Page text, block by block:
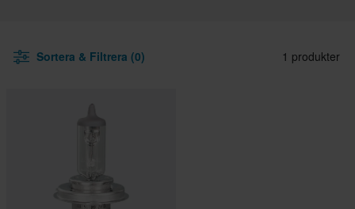
Sortera & Filtrera (0) 1 produkter